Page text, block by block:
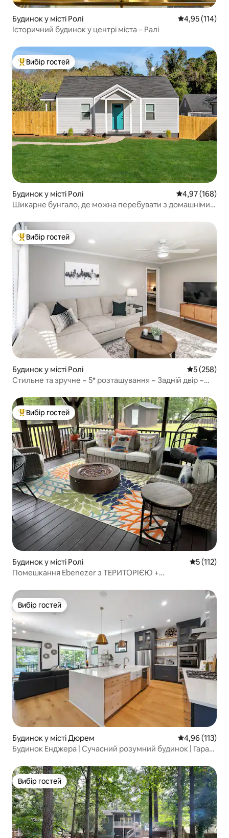
Будинок у місті Ролі Середня
4,95 (114)
Історичний будинок у центрі міста – Ралі
Топ вибір гостей
Вибір гостей
Будинок у місті Ролі Середня
4,97 (168)
Шикарне бунгало, де можна перебувати з домашніми
Топ вибір гостей
Вибір гостей
Будинок у місті Ролі Середня
5 (258)
Стильне та зручне ~ 5* розташування ~ Задній двір ~
Топ вибір гостей
Вибір гостей
Будинок у місті Ролі Середня
5 (112)
Помешкання Ebenezer з ТЕРИТОРІЄЮ +
Вибір гостей
Вибір гостей
Будинок у місті Дюрем Середня
4,96 (113)
Будинок Енджера | Сучасний розумний будинок | Гараж
Вибір гостей
Вибір гостей